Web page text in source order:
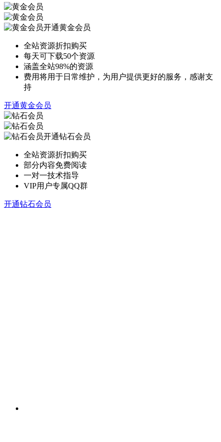
开通黄金会员
全站资源折扣购买
每天可下载50个资源
涵盖全站98%的资源
费用将用于日常维护，为用户提供更好的服务，感谢支
持
开通黄金会员
开通钻石会员
全站资源折扣购买
部分内容免费阅读
一对一技术指导
VIP用户专属QQ群
开通钻石会员